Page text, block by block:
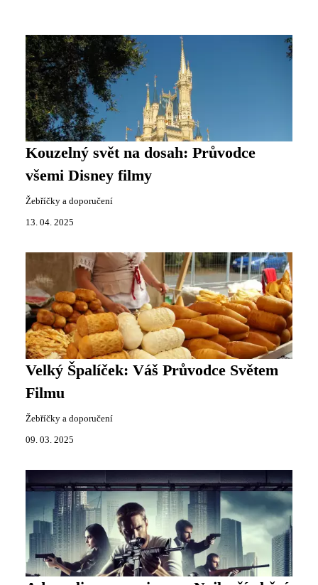
Kouzelný svět na dosah: Průvodce
všemi Disney filmy
Žebříčky a doporučení
13. 04. 2025
Velký Špalíček: Váš Průvodce Světem
Filmu
Žebříčky a doporučení
09. 03. 2025